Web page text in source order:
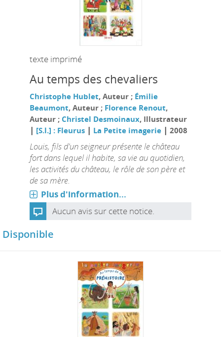
texte imprimé
Au temps des chevaliers
Christophe Hublet, Auteur ; Émilie
Beaumont, Auteur ; Florence Renout,
Auteur ; Christel Desmoinaux, Illustrateur
| [S.l.] : Fleurus| La Petite imagerie| 2008
Louis, fils d'un seigneur présente le château
fort dans lequel il habite, sa vie au quotidien,
les activités du château, le rôle de son père et
de sa mère.
Plus d'information...
Aucun avis sur cette notice.
Disponible